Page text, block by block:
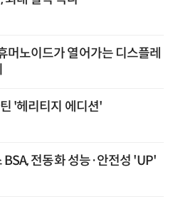
머노이드가 열어가는 디스플레
'헤리티지 에디션'
BSA, 전동화 성능·안전성 'UP'